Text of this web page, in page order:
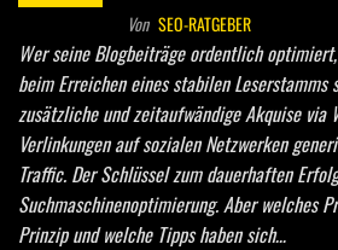
Von SEO-RATGEBER
Wer seine Blogbeiträge ordentlich
beim Erreichen eines stabilen Leserstamms
zusätzliche und zeitaufwändige Akquise via
Verlinkungen auf sozialen Netzwerken
Traffic. Der Schlüssel zum dauerhaften
Suchmaschinenoptimierung. Aber welches
Prinzip und welche Tipps haben sich…